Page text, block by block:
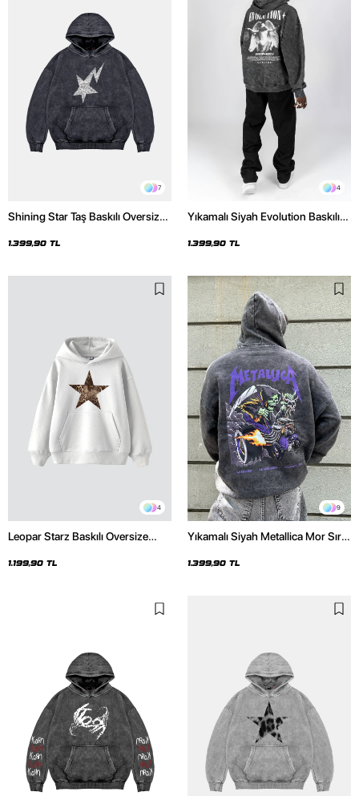
7
Shining Star Taş Baskılı Oversize
Hoodie
1.399,90 TL
4
Yıkamalı Siyah Evolution Baskılı
Hoodie
1.399,90 TL
4
Leopar Starz Baskılı Oversize
1.199,90 TL
9
Yıkamalı Siyah Metallica Mor Sırt
Hoodie
1.399,90 TL